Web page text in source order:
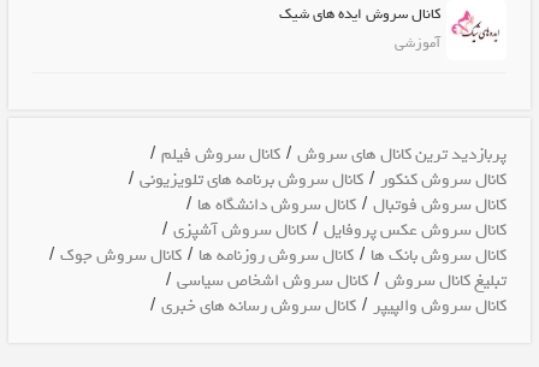
کانال سروش ایده های شیک
آموزشی
پربازدید ترین کانال های سروش /کانال سروش فیلم /
کانال سروش کنکور /کانال سروش برنامه های تلویزیونی /
کانال سروش فوتبال /کانال سروش دانشگاه ها /
کانال سروش عکس پروفایل /کانال سروش آشپزی /
کانال سروش بانک ها /کانال سروش روزنامه ها /کانال سروش جوک /
تبلیغ کانال سروش /کانال سروش اشخاص سیاسی /
کانال سروش والپیپر /کانال سروش رسانه های خبری /